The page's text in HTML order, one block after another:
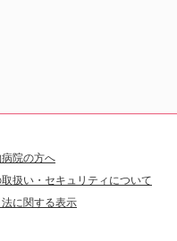
院の方へ
扱い・セキュリティについて
に関する表示